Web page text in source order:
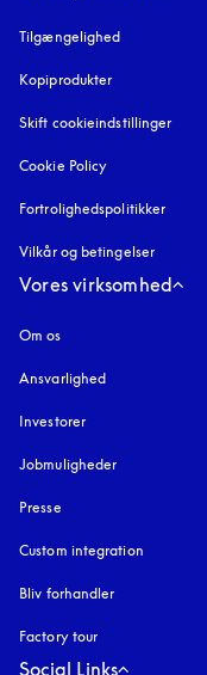
Tilgængelighed
Kopiprodukter
Skift cookieindstillinger
Cookie Policy
Fortrolighedspolitikker
Vilkår og betingelser
Vores virksomhed
Om os
Ansvarlighed
Investorer
Jobmuligheder
Presse
Custom integration
Bliv forhandler
Factory tour
Social Links